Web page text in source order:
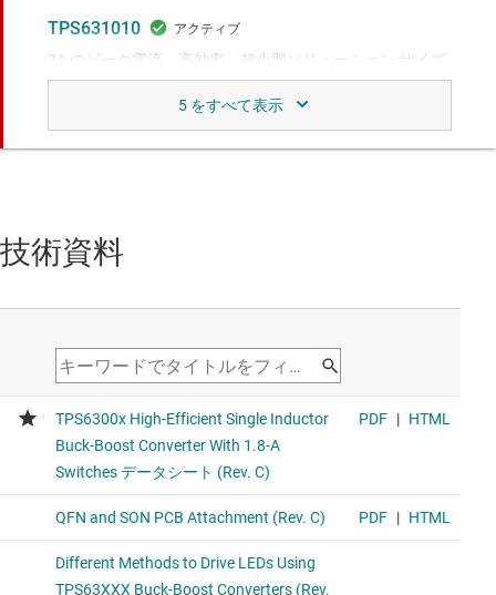
TPS631010
3A のピーク電流、高効率、超小型ソリューション サイズ
の昇降圧コンバータ
Upgraded product with 8-µA IQ and smaller WCSP package
TPS63010
ンバータ
For applications requiring a smaller solution size.
1.5A 出力電流、高い電力密度、昇降圧コンバータ
TPS63030
ンバータ
技術資料